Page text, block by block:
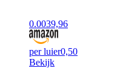
0.0039,96
per luier0,50
Bekijk